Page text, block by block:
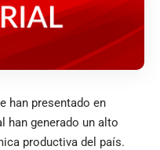
han presentado en
han generado un alto
productiva del país.